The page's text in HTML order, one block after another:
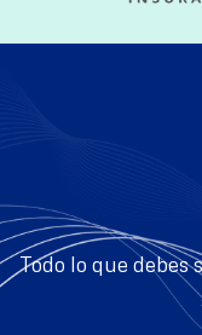
Todo lo que debes